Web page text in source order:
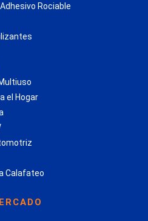
Rociable
el Hogar
Calafateo